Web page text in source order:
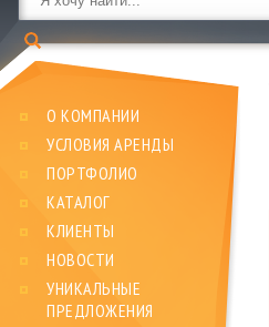
О КОМПАНИИ
УСЛОВИЯ АРЕНДЫ
ПОРТФОЛИО
КАТАЛОГ
КЛИЕНТЫ
НОВОСТИ
УНИКАЛЬНЫЕ
ПРЕДЛОЖЕНИЯ